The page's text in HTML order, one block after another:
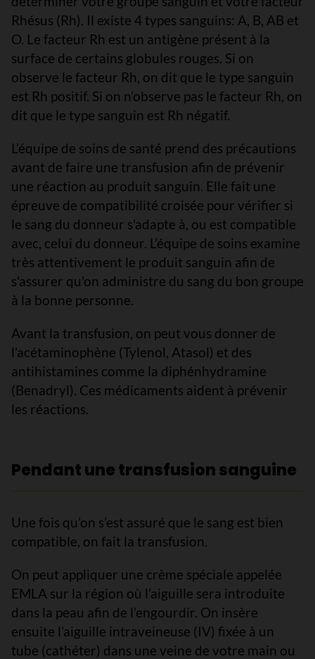
Rhésus (Rh). Il existe 4 types sanguins: A, B, AB et
O. Le facteur Rh est un antigène présent à la
surface de certains globules rouges. Si on
observe le facteur Rh, on dit que le type sanguin
est Rh positif. Si on n’observe pas le facteur Rh, on
dit que le type sanguin est Rh négatif.
L’équipe de soins de santé prend des précautions
avant de faire une transfusion afin de prévenir
une réaction au produit sanguin. Elle fait une
épreuve de compatibilité croisée pour vérifier si
le sang du donneur s'adapte à, ou est compatible
avec, celui du donneur. L’équipe de soins examine
très attentivement le produit sanguin afin de
s'assurer qu'on administre du sang du bon groupe
à la bonne personne.
Avant la transfusion, on peut vous donner de
l’acétaminophène (Tylenol, Atasol) et des
antihistamines comme la diphénhydramine
(Benadryl). Ces médicaments aident à prévenir
les réactions.
Pendant une transfusion sanguine
Une fois qu’on s’est assuré que le sang est bien
compatible, on fait la transfusion.
On peut appliquer une crème spéciale appelée
EMLA sur la région où l’aiguille sera introduite
dans la peau afin de l’engourdir. On insère
ensuite l’aiguille intraveineuse (IV) fixée à un
tube (cathéter) dans une veine de votre main ou